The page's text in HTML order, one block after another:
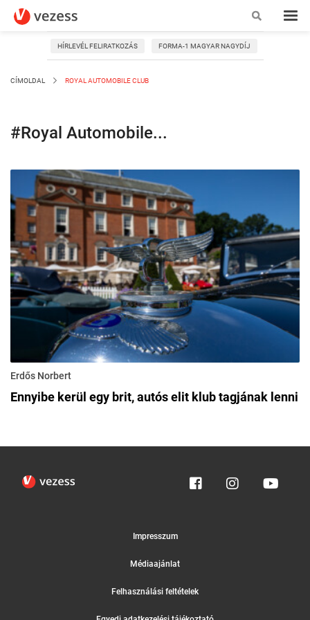
HÍRLEVÉL FELIRATKOZÁS FORMA-1 MAGYAR NAGYDÍJ
CÍMOLDAL ROYAL AUTOMOBILE CLUB
#Royal Automobile...
Erdős Norbert
Ennyibe kerül egy brit, autós elit klub tagjának lenni
Impresszum
Médiaajánlat
Felhasználási feltételek